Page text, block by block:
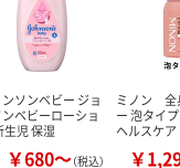
カゴへ カ
ソンベビー ジョ
ンベビーローショ
生児 保湿
￥680～（税込）
ミノン 全
ー 泡タイ
ヘルスケア
￥